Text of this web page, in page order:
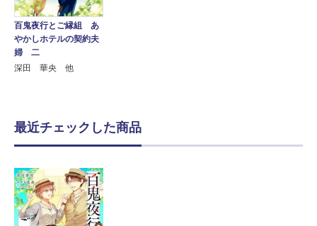
百鬼夜行とご縁組 あ
やかしホテルの契約夫
婦 二
深田 華央 他
最近チェックした商品